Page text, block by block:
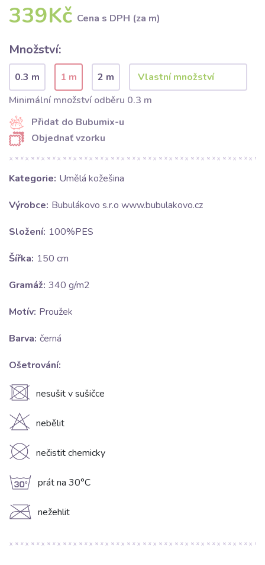
339Kč Cena s DPH (za m)
Množství:
0.3 m 1 m
2 m
Minimální množství odběru 0.3 m
Přidat do Bubumix-u
Objednať vzorku
Kategorie: Umělá kožešina
Výrobce: Bubulákovo s.r.o www.bubulakovo.cz
Složení: 100%PES
Šířka: 150 cm
Gramáž: 340 g/m2
Motív: Proužek
Barva: černá
Ošetrování:
U nesušit v sušičce
H nebělit
K nečistit chemicky
g prát na 30°C
C nežehlit